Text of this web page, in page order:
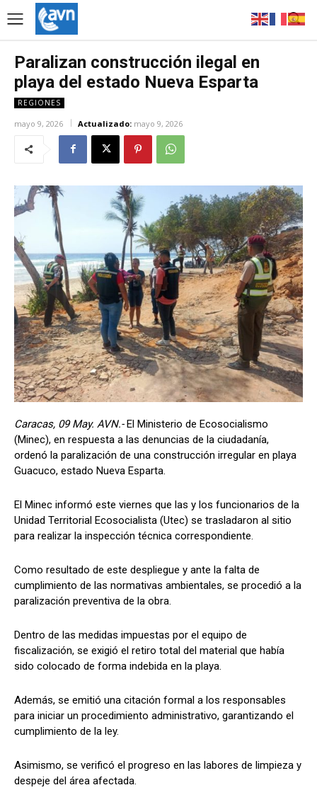
Paralizan construcción ilegal en
playa del estado Nueva Esparta
REGIONES
mayo 9, 2026 Actualizado: mayo 9, 2026
Caracas, 09 May. AVN.-El Ministerio de Ecosocialismo
(Minec), en respuesta a las denuncias de la ciudadanía,
ordenó la paralización de una construcción irregular en playa
Guacuco, estado Nueva Esparta.
El Minec informó este viernes que las y los funcionarios de la
Unidad Territorial Ecosocialista (Utec) se trasladaron al sitio
para realizar la inspección técnica correspondiente.
Como resultado de este despliegue y ante la falta de
cumplimiento de las normativas ambientales, se procedió a la
paralización preventiva de la obra.
Dentro de las medidas impuestas por el equipo de
fiscalización, se exigió el retiro total del material que había
sido colocado de forma indebida en la playa.
Además, se emitió una citación formal a los responsables
para iniciar un procedimiento administrativo, garantizando el
cumplimiento de la ley.
Asimismo, se verificó el progreso en las labores de limpieza y
despeje del área afectada.